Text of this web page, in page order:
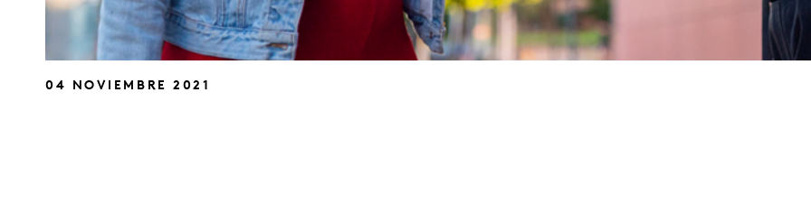
04 NOVIEMBRE 2021